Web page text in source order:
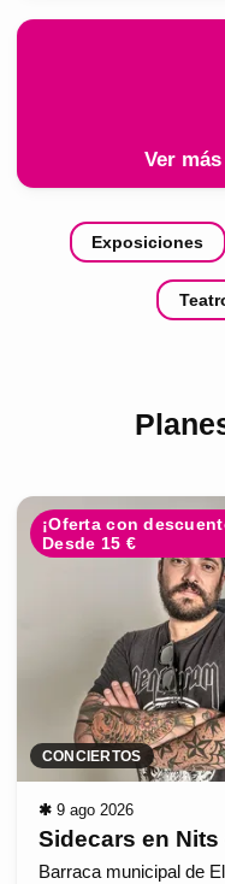
Ver
Exposiciones
¡Oferta con
Desde 15 €
CONCIERTOS
✱ 9 ago 2026
Sidecars en Nits
Barraca municipal de